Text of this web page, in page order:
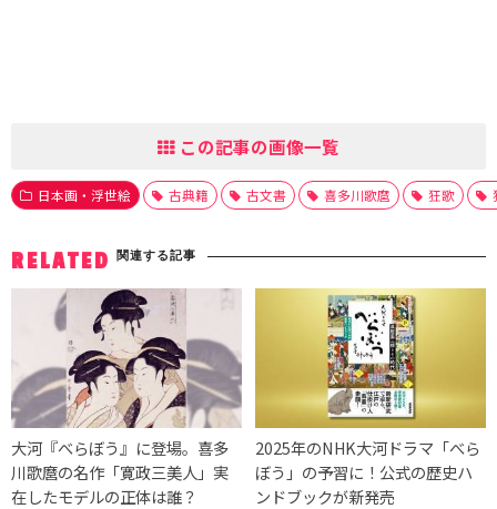
この記事の画像一覧
日本画・浮世絵 古典籍 古文書 喜多川歌麿 狂歌
RELATED 関連する記事
大河『べらぼう』に登場。喜多
川歌麿の名作「寛政三美人」実
在したモデルの正体は誰？
2025年のNHK大河ドラマ「べら
ぼう」の予習に！公式の歴史ハ
ンドブックが新発売